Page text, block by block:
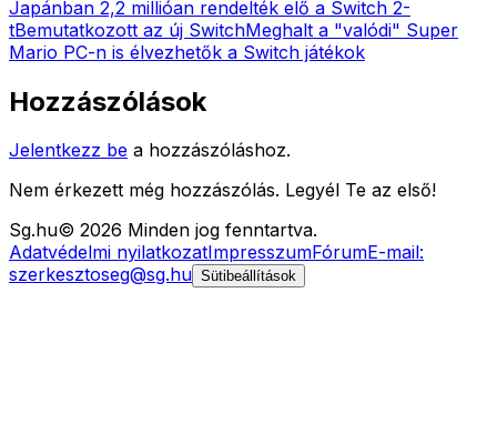
Japánban 2,2 millióan rendelték elő a Switch 2-
tBemutatkozott az új SwitchMeghalt a "valódi" Super
Mario PC-n is élvezhetők a Switch játékok
Hozzászólások
Jelentkezz be a hozzászóláshoz.
Nem érkezett még hozzászólás. Legyél Te az első!
Sg.hu© 2026 Minden jog fenntartva.
Adatvédelmi nyilatkozatImpresszumFórumE-mail:
szerkesztoseg@sg.hu Sütibeállítások